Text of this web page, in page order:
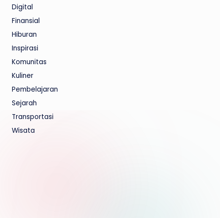
Digital
Finansial
Hiburan
Inspirasi
Komunitas
Kuliner
Pembelajaran
Sejarah
Transportasi
Wisata